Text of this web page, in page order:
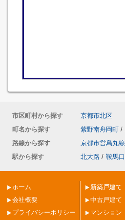
市区町村から探す
京都市北区
町名から探す
紫野南舟岡町 /
路線から探す
京都市営烏丸線
駅から探す
北大路 / 鞍馬口
ホーム
会社概要
プライバシーポリシー
新築戸建て
中古戸建て
マンション